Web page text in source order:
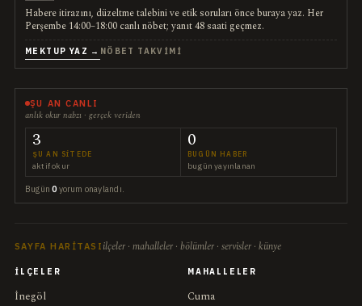
Habere itirazını, düzeltme talebini ve etik soruları önce buraya yaz. Her
Perşembe 14:00–18:00 canlı nöbet; yanıt 48 saati geçmez.
MEKTUP YAZ → NÖBET TAKVIMI
ŞU AN CANLI
anlık okur nabzı · gerçek veriden
3
ŞU AN SITEDE
aktif okur
0
BUGÜN HABER
bugün yayınlanan
Bugün0 yorum onaylandı.
SAYFA HARITASI ilçeler · mahalleler · bölümler · servisler · künye
İLÇELER
İnegöl
MAHALLELER
Cuma